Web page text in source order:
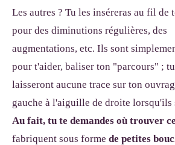
Les autres ? Tu les inséreras au fil
pour des diminutions régulières, des
augmentations, etc. Ils sont
pour t'aider, baliser ton "parcours" ;
laisseront aucune trace sur ton
gauche à l'aiguille de droite lorsqu'ils
Au fait, tu te demandes où trouver
fabriquent sous forme de petites